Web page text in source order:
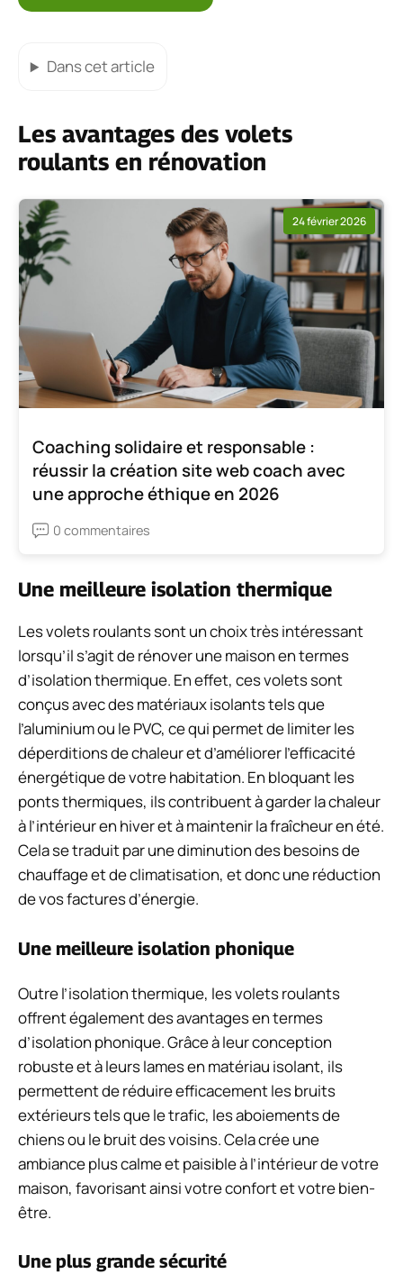
Dans cet article
Les avantages des volets
roulants en rénovation
24 février 2026
Coaching solidaire et responsable :
réussir la création site web coach avec
une approche éthique en 2026
0 commentaires
Une meilleure isolation thermique
Les volets roulants sont un choix très intéressant
lorsqu’il s’agit de rénover une maison en termes
d’isolation thermique. En effet, ces volets sont
conçus avec des matériaux isolants tels que
l’aluminium ou le PVC, ce qui permet de limiter les
déperditions de chaleur et d’améliorer l’efficacité
énergétique de votre habitation. En bloquant les
ponts thermiques, ils contribuent à garder la chaleur
à l’intérieur en hiver et à maintenir la fraîcheur en été.
Cela se traduit par une diminution des besoins de
chauffage et de climatisation, et donc une réduction
de vos factures d’énergie.
Une meilleure isolation phonique
Outre l’isolation thermique, les volets roulants
offrent également des avantages en termes
d’isolation phonique. Grâce à leur conception
robuste et à leurs lames en matériau isolant, ils
permettent de réduire efficacement les bruits
extérieurs tels que le trafic, les aboiements de
chiens ou le bruit des voisins. Cela crée une
ambiance plus calme et paisible à l’intérieur de votre
maison, favorisant ainsi votre confort et votre bien-
être.
Une plus grande sécurité